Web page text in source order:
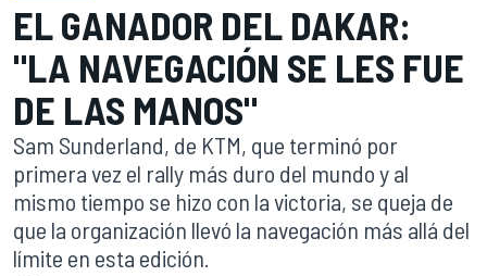
EL GANADOR DEL DAKAR:
"LA NAVEGACIÓN SE LES FUE
DE LAS MANOS"
Sam Sunderland, de KTM, que terminó por
primera vez el rally más duro del mundo y al
mismo tiempo se hizo con la victoria, se queja de
que la organización llevó la navegación más allá del
límite en esta edición.